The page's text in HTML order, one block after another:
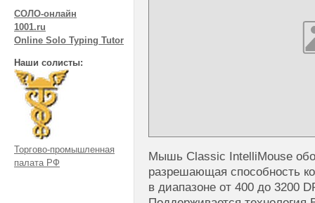
СОЛО-онлайн
1001.ru
Online Solo Typing Tutor
Наши солисты:
Торгово-промышленная
палата РФ
Мышь Classic IntelliMouse
разрешающая способность
в диапазоне от 400 до 3200